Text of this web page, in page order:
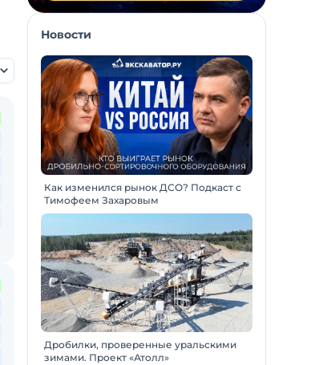
Новости
Как изменился рынок ДСО? Подкаст с
Тимофеем Захаровым
Дробилки, проверенные уральскими
зимами. Проект «Атолл»